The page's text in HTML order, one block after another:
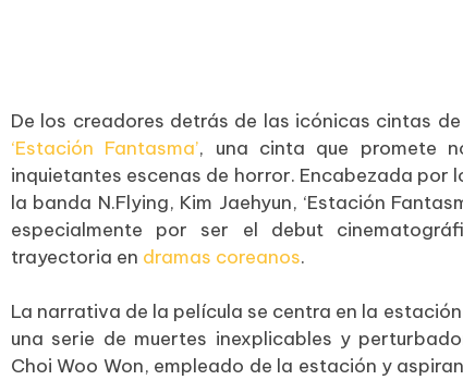
De los creadores detrás de las icónicas cintas de
‘Estación Fantasma’, una cinta que promete
inquietantes escenas de horror. Encabezada por
la banda N.Flying, Kim Jaehyun, ‘Estación
especialmente por ser el debut
trayectoria en dramas coreanos.
La narrativa de la película se centra en la
una serie de muertes inexplicables y
Choi Woo Won, empleado de la estación y